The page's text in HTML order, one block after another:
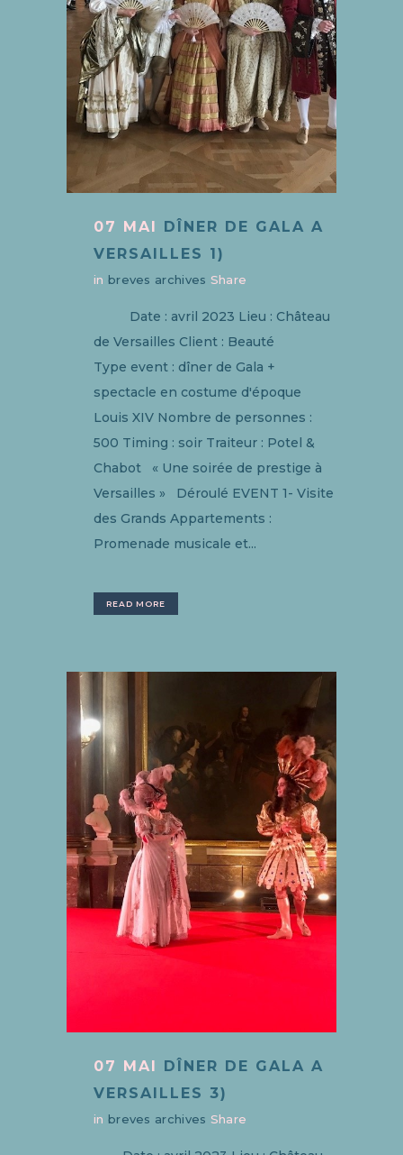
07 MAI
DÎNER DE GALA A
VERSAILLES 1)
in breves archives Share
Date : avril 2023 Lieu : Château
de Versailles Client : Beauté
Type event : dîner de Gala +
spectacle en costume d'époque
Louis XIV Nombre de personnes :
500 Timing : soir Traiteur : Potel &
Chabot « Une soirée de prestige à
Versailles » Déroulé EVENT 1- Visite
des Grands Appartements :
Promenade musicale et...
READ MORE
07 MAI
DÎNER DE GALA A
VERSAILLES 3)
in breves archives Share